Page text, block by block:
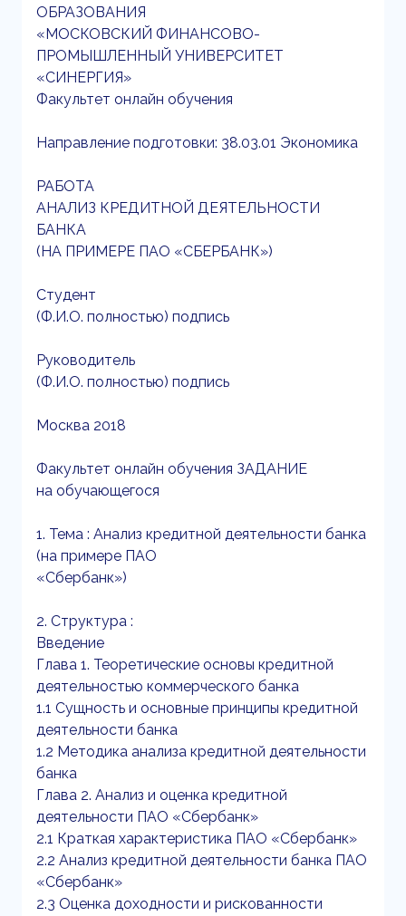
ОБРАЗОВАНИЯ
«МОСКОВСКИЙ ФИНАНСОВО-
ПРОМЫШЛЕННЫЙ УНИВЕРСИТЕТ
«СИНЕРГИЯ»
Факультет онлайн обучения
Направление подготовки: 38.03.01 Экономика
РАБОТА
АНАЛИЗ КРЕДИТНОЙ ДЕЯТЕЛЬНОСТИ
БАНКА
(НА ПРИМЕРЕ ПАО «СБЕРБАНК»)
Студент
(Ф.И.О. полностью) подпись
Руководитель
(Ф.И.О. полностью) подпись
Москва 2018
Факультет онлайн обучения ЗАДАНИЕ
на обучающегося
1. Тема : Анализ кредитной деятельности банка
(на примере ПАО
«Сбербанк»)
2. Структура :
Введение
Глава 1. Теоретические основы кредитной
деятельностью коммерческого банка
1.1 Сущность и основные принципы кредитной
деятельности банка
1.2 Методика анализа кредитной деятельности
банка
Глава 2. Анализ и оценка кредитной
деятельности ПАО «Сбербанк»
2.1 Краткая характеристика ПАО «Сбербанк»
2.2 Анализ кредитной деятельности банка ПАО
«Сбербанк»
2.3 Оценка доходности и рискованности